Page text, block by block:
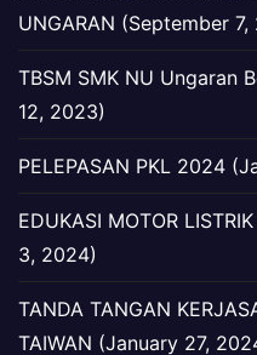
UNGARAN (September 7,
TBSM SMK NU Ungaran
12, 2023)
PELEPASAN PKL 2024
EDUKASI MOTOR
3, 2024)
TANDA TANGAN
TAIWAN (January 27,